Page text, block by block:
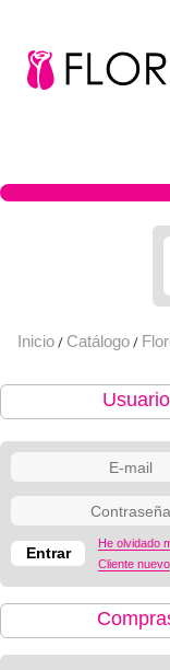
Inicio / Catálogo /
Usuario
He olvidado
Cliente nuevo